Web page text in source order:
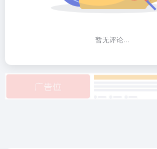
暂无评论...